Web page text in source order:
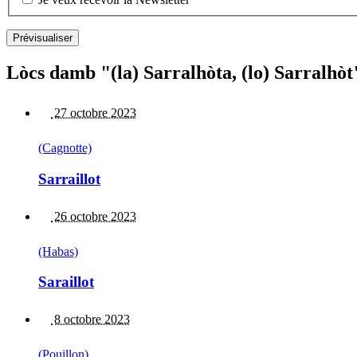
Lòcs damb "(la) Sarralhòta, (lo)
27 octobre 2023
(Cagnotte)
Sarraillot
26 octobre 2023
(Habas)
Saraillot
8 octobre 2023
(Pouillon)